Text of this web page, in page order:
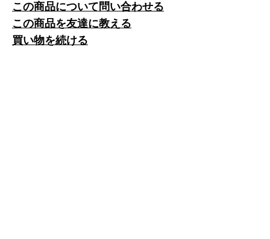
この商品について問い合わせる
この商品を友達に教える
買い物を続ける